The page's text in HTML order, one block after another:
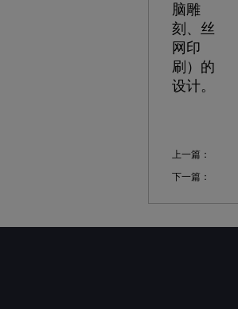
脑雕
刻、丝
网印
刷）的
设计。
上一篇：
下一篇：